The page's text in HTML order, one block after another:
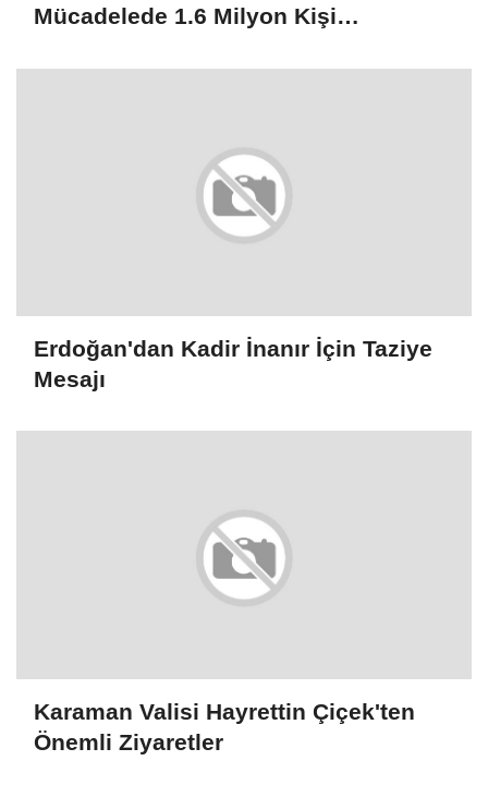
Mücadelede 1.6 Milyon Kişi
Erdoğan'dan Kadir İnanır İçin Taziye
Mesajı
Karaman Valisi Hayrettin Çiçek'ten
Önemli Ziyaretler